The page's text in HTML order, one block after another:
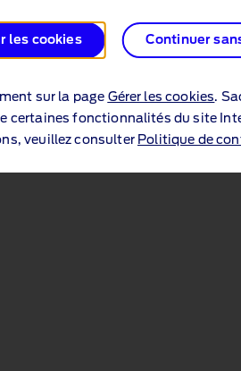
les cookies Continuer
sur la page Gérer les cookies.
certaines fonctionnalités du site
veuillez consulter Politique de